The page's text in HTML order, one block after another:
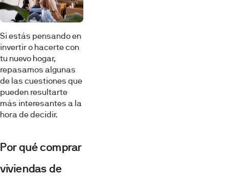
Si estás pensando en
invertir o hacerte con
tu nuevo hogar,
repasamos algunas
de las cuestiones que
pueden resultarte
más interesantes a la
hora de decidir.
Por qué comprar
viviendas de